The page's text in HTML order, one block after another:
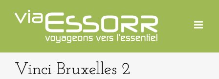
contenu
Vinci Bruxelles 2